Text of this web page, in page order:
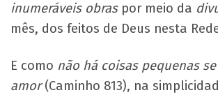
inumeráveis obras por meio da
mês, dos feitos de Deus nesta
E como não há coisas pequenas
amor(Caminho 813), na